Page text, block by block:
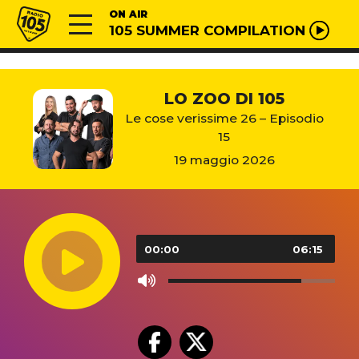
Vai al contenuto
Radio 105 ON AIR
105 SUMMER COMPILATION
LO ZOO DI 105
Le cose verissime 26 – Episodio
15
19 maggio 2026
Audio
Player
00:00 06:15
Use
keys